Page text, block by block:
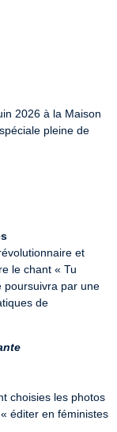
2026 à la Maison
pleine de
et
le chant « Tu
poursuivra par une
de
choisies les photos
éditer en féministes